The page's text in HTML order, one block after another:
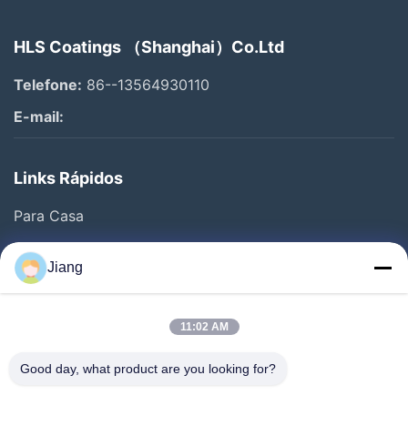
HLS Coatings （Shanghai）Co.Ltd
Telefone: 86--13564930110
E-mail:
Links Rápidos
Para Casa
Produtos
Vídeos
Visita À Fábrica
Jiang
11:02 AM
Good day, what product are you looking for?